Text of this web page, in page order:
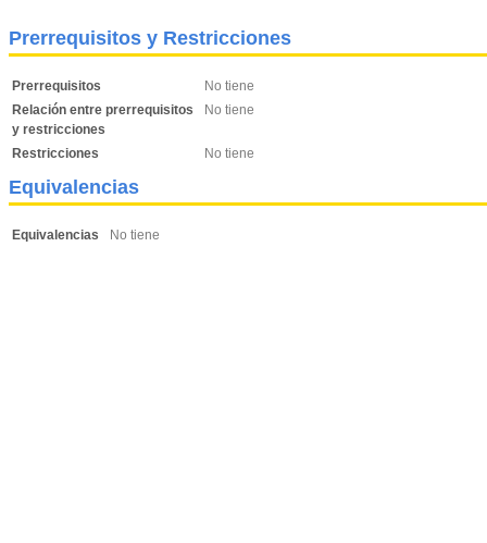
Prerrequisitos y Restricciones
Prerrequisitos
No tiene
Relación entre prerrequisitos
y restricciones
No tiene
Restricciones No tiene
Equivalencias
Equivalencias No tiene